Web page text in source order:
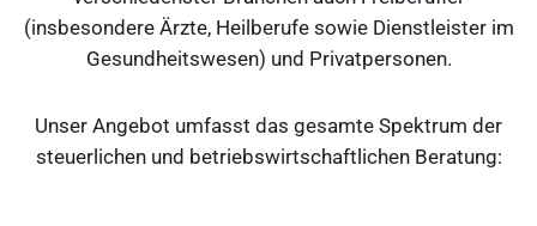
(insbesondere Ärzte, Heilberufe sowie Dienstleister im
Gesundheitswesen) und Privatpersonen.
Unser Angebot umfasst das gesamte Spektrum der
steuerlichen und betriebswirtschaftlichen Beratung: